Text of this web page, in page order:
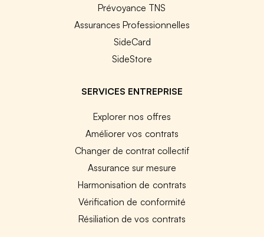
Prévoyance TNS
Assurances Professionnelles
SideCard
SideStore
SERVICES ENTREPRISE
Explorer nos offres
Améliorer vos contrats
Changer de contrat collectif
Assurance sur mesure
Harmonisation de contrats
Vérification de conformité
Résiliation de vos contrats